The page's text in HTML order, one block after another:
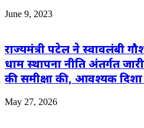
June 9, 2023
राज्यमंत्री पटेल ने स्वावलंबी
धाम स्थापना नीति अंतर्गत जारी
की समीक्षा की, आवश्यक दिशा
May 27, 2026